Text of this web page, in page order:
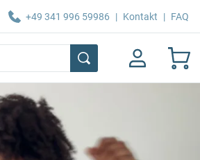
+49 341 996 59986 | Kontakt | FAQ